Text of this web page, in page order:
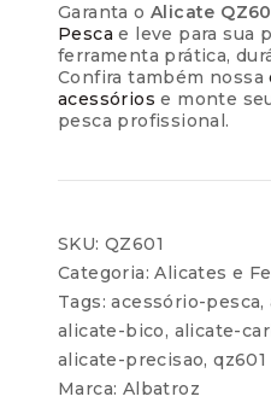
Garanta o Alicate
Pesca e leve para sua
ferramenta prática,
Confira também nossa
acessórios e monte
pesca profissional.
SKU: QZ601
Categoria:Alicates e
Tags:acessório-pesca,
alicate-bico, alicate-
alicate-precisao,qz601
Marca: Albatroz